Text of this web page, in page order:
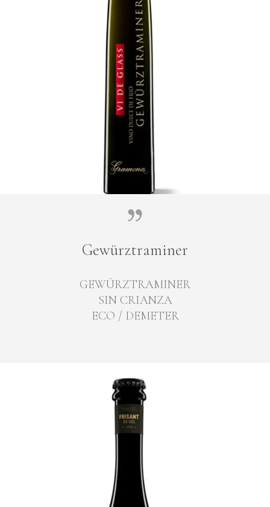
Gewürztraminer
GEWÜRZTRAMINER
SIN CRIANZA
ECO / DEMETER